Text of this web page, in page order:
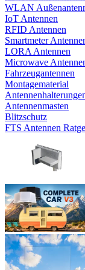
WLAN
IoT Antennen
RFID Antennen
Smartmeter
LORA Antennen
Microwave
Fahrzeugantennen
Montagematerial
Antennenmasten
Blitzschutz
FTS Antennen